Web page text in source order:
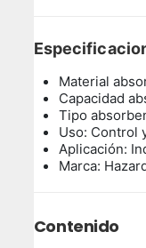
Material
Capacidad
Tipo
Uso: Control
Aplicación:
Marca:
Contenido